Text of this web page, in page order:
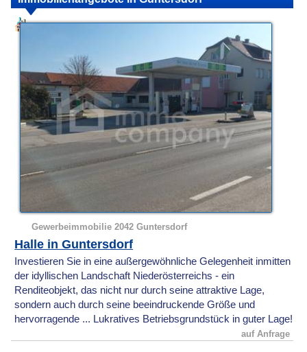
Gewerbeimmobilie 2042 Guntersdorf
Halle in Guntersdorf
Investieren Sie in eine außergewöhnliche Gelegenheit inmitten
der idyllischen Landschaft Niederösterreichs - ein
Renditeobjekt, das nicht nur durch seine attraktive Lage,
sondern auch durch seine beeindruckende Größe und
hervorragende ... Lukratives Betriebsgrundstück in guter Lage!
auf Anfrage